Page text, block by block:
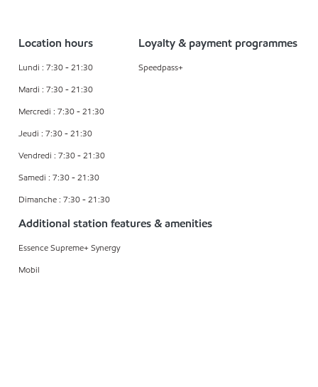
Location hours
Lundi : 7:30 - 21:30
Mardi : 7:30 - 21:30
Mercredi : 7:30 - 21:30
Jeudi : 7:30 - 21:30
Vendredi : 7:30 - 21:30
Samedi : 7:30 - 21:30
Dimanche : 7:30 - 21:30
Loyalty & payment programmes
Speedpass+
Additional station features & amenities
Essence Supreme+ Synergy
Mobil